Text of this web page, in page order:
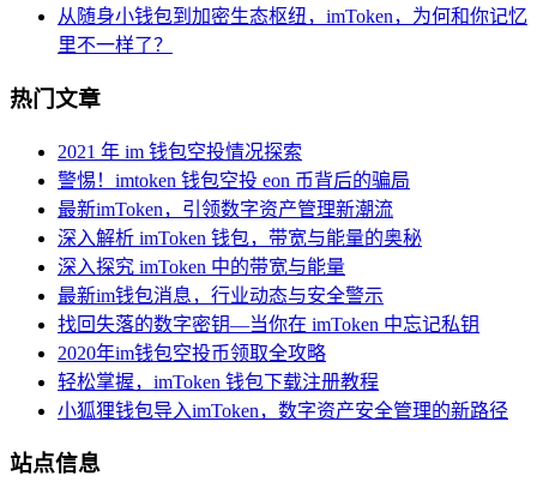
从随身小钱包到加密生态枢纽，imToken，为何和你记忆
里不一样了？
热门文章
2021 年 im 钱包空投情况探索
警惕！imtoken 钱包空投 eon 币背后的骗局
最新imToken，引领数字资产管理新潮流
深入解析 imToken 钱包，带宽与能量的奥秘
深入探究 imToken 中的带宽与能量
最新im钱包消息，行业动态与安全警示
找回失落的数字密钥—当你在 imToken 中忘记私钥
2020年im钱包空投币领取全攻略
轻松掌握，imToken 钱包下载注册教程
小狐狸钱包导入imToken，数字资产安全管理的新路径
站点信息